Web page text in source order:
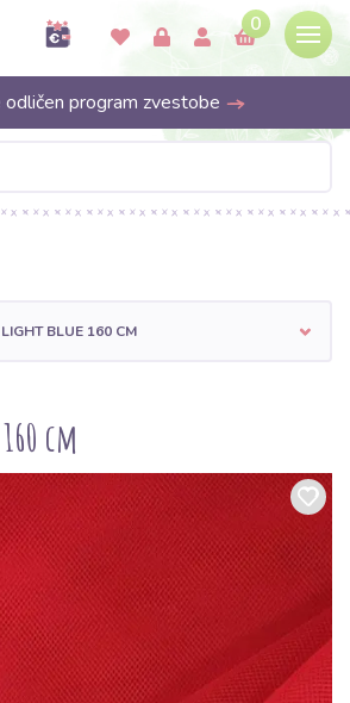
0
program zvestobe
BLUE 160 CM
cm